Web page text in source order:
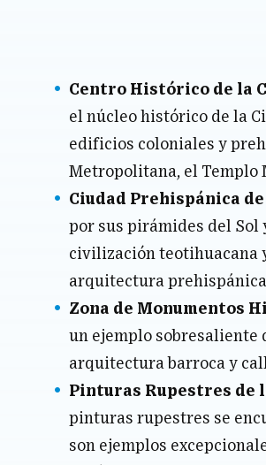
Centro Histórico de la
el núcleo histórico de la
edificios coloniales y
Metropolitana, el Templo
Ciudad Prehispánica
por sus pirámides del Sol
civilización teotihuacana
arquitectura
Zona de Monumentos
un ejemplo sobresaliente
arquitectura barroca y
Pinturas Rupestres de
pinturas rupestres se
son ejemplos